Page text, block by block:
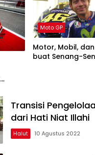
Moto GP
Motor, Mobil,
buat Senang-
Transisi
dari Hati Niat Illahi
Halut 10 Agustus 2022